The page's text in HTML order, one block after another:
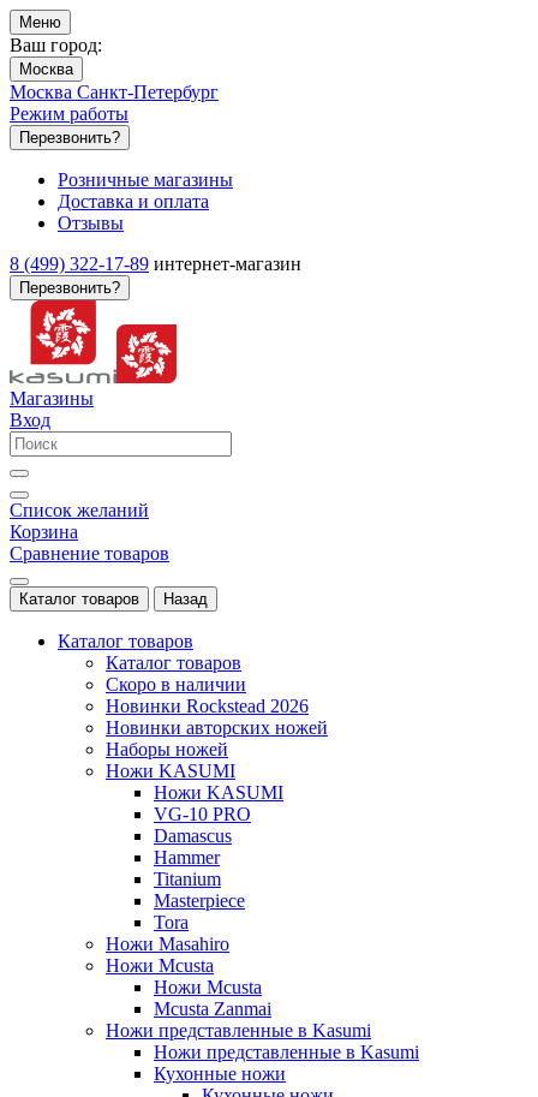
Меню
Ваш город:
Москва
Москва Санкт-Петербург
Режим работы
Перезвонить?
Розничные магазины
Доставка и оплата
Отзывы
8 (499) 322-17-89 интернет-магазин
Перезвонить?
Магазины
Вход
Список желаний
Корзина
Сравнение товаров
Каталог товаров Назад
Каталог товаров
Каталог товаров
Скоро в наличии
Новинки Rockstead 2026
Новинки авторских ножей
Наборы ножей
Ножи KASUMI
Ножи KASUMI
VG-10 PRO
Damascus
Hammer
Titanium
Masterpiece
Tora
Ножи Masahiro
Ножи Mcusta
Ножи Mcusta
Mcusta Zanmai
Ножи представленные в Kasumi
Ножи представленные в Kasumi
Кухонные ножи